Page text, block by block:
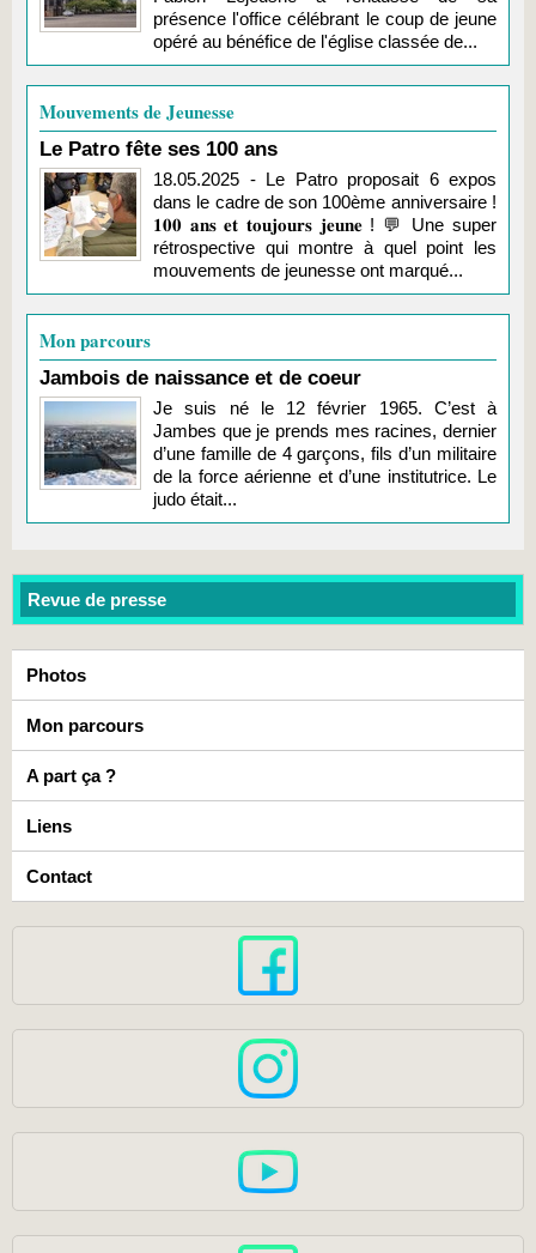
présence l'office célébrant le coup de jeune
opéré au bénéfice de l'église classée de...
Mouvements de Jeunesse
Le Patro fête ses 100 ans
18.05.2025 - Le Patro proposait 6 expos
dans le cadre de son 100ème anniversaire !
𝟏𝟎𝟎 𝐚𝐧𝐬 𝐞𝐭 𝐭𝐨𝐮𝐣𝐨𝐮𝐫𝐬 𝐣𝐞𝐮𝐧𝐞 ! 💬 Une super
rétrospective qui montre à quel point les
mouvements de jeunesse ont marqué...
Mon parcours
Jambois de naissance et de coeur
Je suis né le 12 février 1965. C’est à
Jambes que je prends mes racines, dernier
d’une famille de 4 garçons, fils d’un militaire
de la force aérienne et d’une institutrice. Le
judo était...
Revue de presse
Photos
Mon parcours
A part ça ?
Liens
Contact